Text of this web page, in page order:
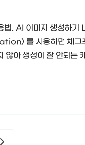
. AI 이미지 생성하
를 사용하면 체크포
않아 생성이 잘 안되는